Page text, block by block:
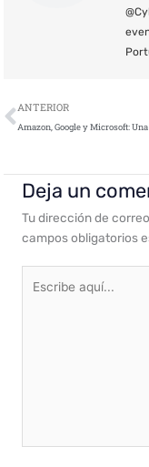
Ant
ANTERIOR
Deja un
Tu dirección de
campos obligatorios
aquí...